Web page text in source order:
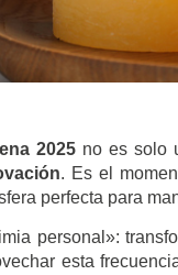
2025 no es solo
. Es el
perfecta para
personal»:
esta